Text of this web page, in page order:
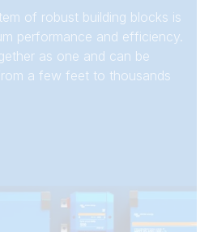
of robust building blocks is
performance and efficiency.
as one and can be
a few feet to thousands